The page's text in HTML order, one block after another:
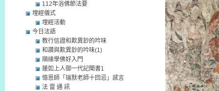
112年浴佛節法要
埋經儀式
埋經活動
今日法語
教行信證和歎異鈔的吟味
和讚與歎異鈔的吟味(1)
順緣學佛好入門
蓮如上人御一代記聞書1
憶恩師「瑞默老師十回忌」感言
法 雷 通 訊